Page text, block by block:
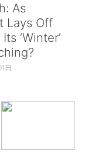
As
Lays Off
‘Winter’
日